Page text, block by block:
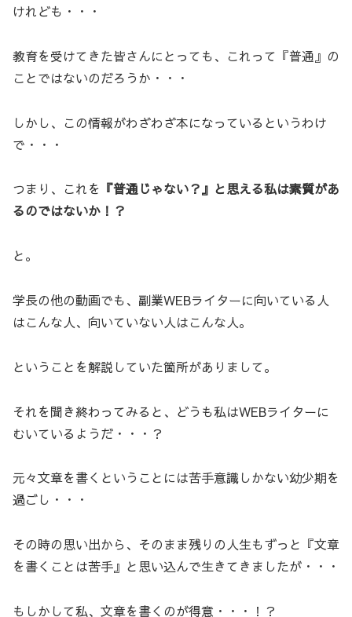
けれども・・・
教育を受けてきた皆さんにとっても、これって『普通』の
ことではないのだろうか・・・
しかし、この情報がわざわざ本になっているというわけ
で・・・
つまり、これを 『普通じゃない？』と思える私は素質があ
るのではないか！？
と。
学長の他の動画でも、副業WEBライターに向いている人
はこんな人、向いていない人はこんな人。
ということを解説していた箇所がありまして。
それを聞き終わってみると、どうも私はWEBライターに
むいているようだ・・・？
元々文章を書くということには苦手意識しかない幼少期を
過ごし・・・
その時の思い出から、そのまま残りの人生もずっと『文章
を書くことは苦手』と思い込んで生きてきましたが・・・
もしかして私、文章を書くのが得意・・・！？